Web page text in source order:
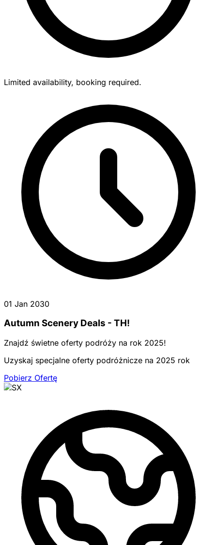
Limited availability, booking required.
01 Jan 2030
Autumn Scenery Deals - TH!
Znajdź świetne oferty podróży na rok 2025!
Uzyskaj specjalne oferty podróżnicze na 2025 rok
Pobierz Ofertę